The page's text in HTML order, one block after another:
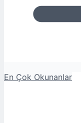
En Çok Okunanlar